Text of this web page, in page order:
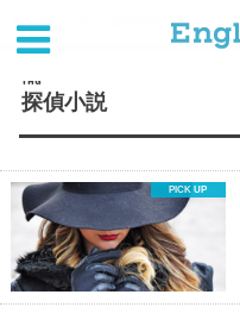
TAG
探偵小説